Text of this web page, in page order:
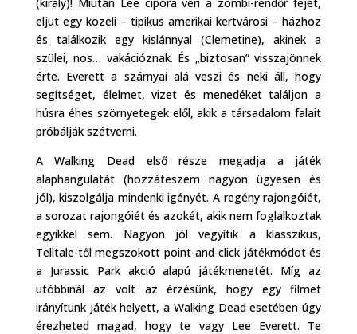
eljut egy közeli – tipikus amerikai kertvárosi – házhoz
és találkozik egy kislánnyal (Clemetine), akinek a
szülei, nos… vakációznak. És „biztosan” visszajönnek
érte. Everett a szárnyai alá veszi és neki áll, hogy
segítséget, élelmet, vizet és menedéket találjon a
húsra éhes szörnyetegek elől, akik a társadalom falait
próbálják szétverni.
A Walking Dead első része megadja a játék
alaphangulatát (hozzáteszem nagyon ügyesen és
jól), kiszolgálja mindenki igényét. A regény rajongóiét,
a sorozat rajongóiét és azokét, akik nem foglalkoztak
egyikkel sem. Nagyon jól vegyítik a klasszikus,
Telltale-től megszokott point-and-click játékmódot és
a Jurassic Park akció alapú játékmenetét. Míg az
utóbbinál az volt az érzésünk, hogy egy filmet
irányítunk játék helyett, a Walking Dead esetében úgy
érezheted magad, hogy te vagy Lee Everett. Te